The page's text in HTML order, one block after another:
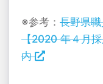
※参考： 長野県
【2020 年４月
内